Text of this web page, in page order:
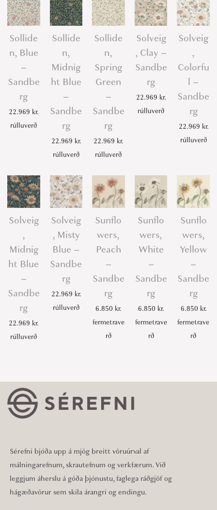
Sollide
n, Blue
–
Sandbe
rg
22.969 kr.
rúlluverð
Sollide
n,
Midnig
ht Blue
–
Sandbe
rg
22.969 kr.
rúlluverð
Sollide
n,
Spring
Green
–
Sandbe
rg
22.969 kr.
rúlluverð
Solveig
, Clay –
Sandbe
rg
22.969 kr.
rúlluverð
Solveig
,
Colorfu
l –
Sandbe
rg
22.969 kr.
rúlluverð
Solveig
,
Midnig
ht Blue
–
Sandbe
rg
22.969 kr.
rúlluverð
Solveig
, Misty
Blue –
Sandbe
rg
22.969 kr.
rúlluverð
Sunflo
wers,
Peach
–
Sandbe
rg
6.850 kr.
fermetrave
rð
Sunflo
wers,
White
–
Sandbe
rg
6.850 kr.
fermetrave
rð
Sunflo
wers,
Yellow
–
Sandbe
rg
6.850 kr.
fermetrave
rð
Sérefni bjóða upp á mjög breitt vöruúrval af
málningarefnum, skrautefnum og verkfærum. Við
leggjum áherslu á góða þjónustu, faglega ráðgjöf og
hágæðavörur sem skila árangri og endingu.